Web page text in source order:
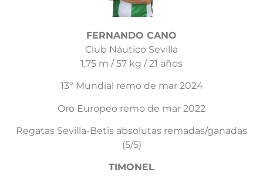
FERNANDO CANO
Club Náutico Sevilla
1,75 m / 57 kg / 21 años
13º Mundial remo de mar 2024
Oro Europeo remo de mar 2022
Regatas Sevilla-Betis absolutas remadas/ganadas
(5/5)
TIMONEL